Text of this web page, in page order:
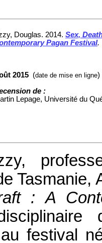
Douglas. 2014.Sex,
Pagan Festival.
2015 (date de mise en ligne)
de :
Lepage, Université du
: A
festival